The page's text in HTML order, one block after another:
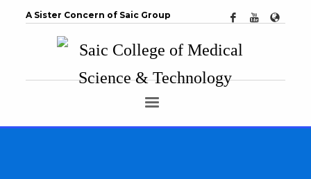
A Sister Concern of Saic Group